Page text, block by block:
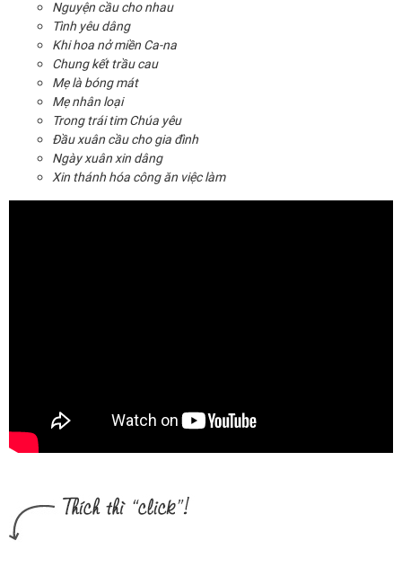
Nguyện cầu cho nhau
Tình yêu dâng
Khi hoa nở miền Ca-na
Chung kết trầu cau
Mẹ là bóng mát
Mẹ nhân loại
Trong trái tim Chúa yêu
Đầu xuân cầu cho gia đình
Ngày xuân xin dâng
Xin thánh hóa công ăn việc làm